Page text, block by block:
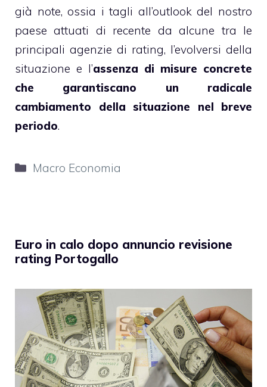
già note, ossia i tagli all’outlook del nostro
paese attuati di recente da alcune tra le
principali agenzie di rating, l’evolversi della
situazione e l’assenza di misure concrete
che garantiscano un radicale
cambiamento della situazione nel breve
periodo.
Categorie
Macro Economia
Euro in calo dopo annuncio revisione
rating Portogallo